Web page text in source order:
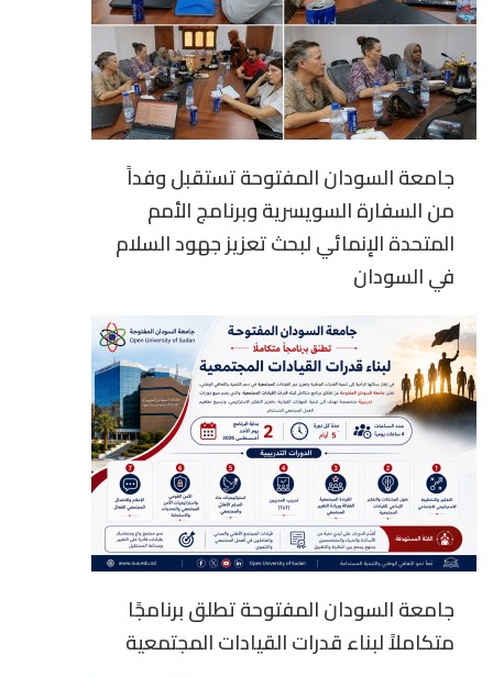
جامعة السودان المفتوحة تستقبل وفداً
من السفارة السويسرية وبرنامج الأمم
المتحدة الإنمائي لبحث تعزيز جهود السلام
في السودان
جامعة السودان المفتوحة تطلق برنامجًا
متكاملاً لبناء قدرات القيادات المجتمعية